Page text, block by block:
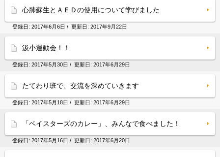
心肺蘇生とＡＥＤの使用について学びました
登録日: 2017年6月6日 / 更新日: 2017年9月22日
汲小運動会！！
登録日: 2017年5月30日 / 更新日: 2017年6月29日
たてわり班で、交流を深めていきます
登録日: 2017年5月18日 / 更新日: 2017年6月29日
「ベイスターズのカレー」、みんなで食べました！
登録日: 2017年5月16日 / 更新日: 2017年6月20日